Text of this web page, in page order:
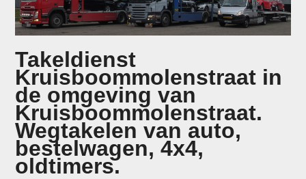
Takeldienst
Kruisboommolenstraat in
de omgeving van
Kruisboommolenstraat.
Wegtakelen van auto,
bestelwagen, 4x4,
oldtimers.